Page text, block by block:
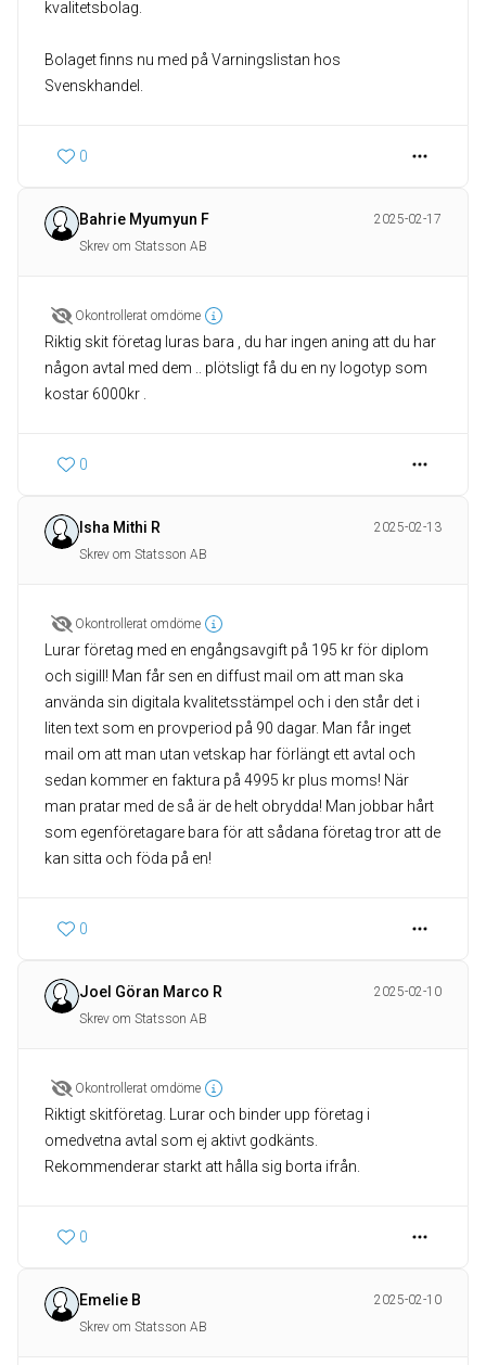
kvalitetsbolag.
Bolaget finns nu med på Varningslistan hos
Svenskhandel.
0
Bahrie Myumyun F
2025-02-17
Skrev om Statsson AB
Okontrollerat omdöme
Riktig skit företag luras bara , du har ingen aning att du har
någon avtal med dem .. plötsligt få du en ny logotyp som
kostar 6000kr .
0
Isha Mithi R
2025-02-13
Skrev om Statsson AB
Okontrollerat omdöme
Lurar företag med en engångsavgift på 195 kr för diplom
och sigill! Man får sen en diffust mail om att man ska
använda sin digitala kvalitetsstämpel och i den står det i
liten text som en provperiod på 90 dagar. Man får inget
mail om att man utan vetskap har förlängt ett avtal och
sedan kommer en faktura på 4995 kr plus moms! När
man pratar med de så är de helt obrydda! Man jobbar hårt
som egenföretagare bara för att sådana företag tror att de
kan sitta och föda på en!
0
Joel Göran Marco R
2025-02-10
Skrev om Statsson AB
Okontrollerat omdöme
Riktigt skitföretag. Lurar och binder upp företag i
omedvetna avtal som ej aktivt godkänts.
Rekommenderar starkt att hålla sig borta ifrån.
0
Emelie B
2025-02-10
Skrev om Statsson AB